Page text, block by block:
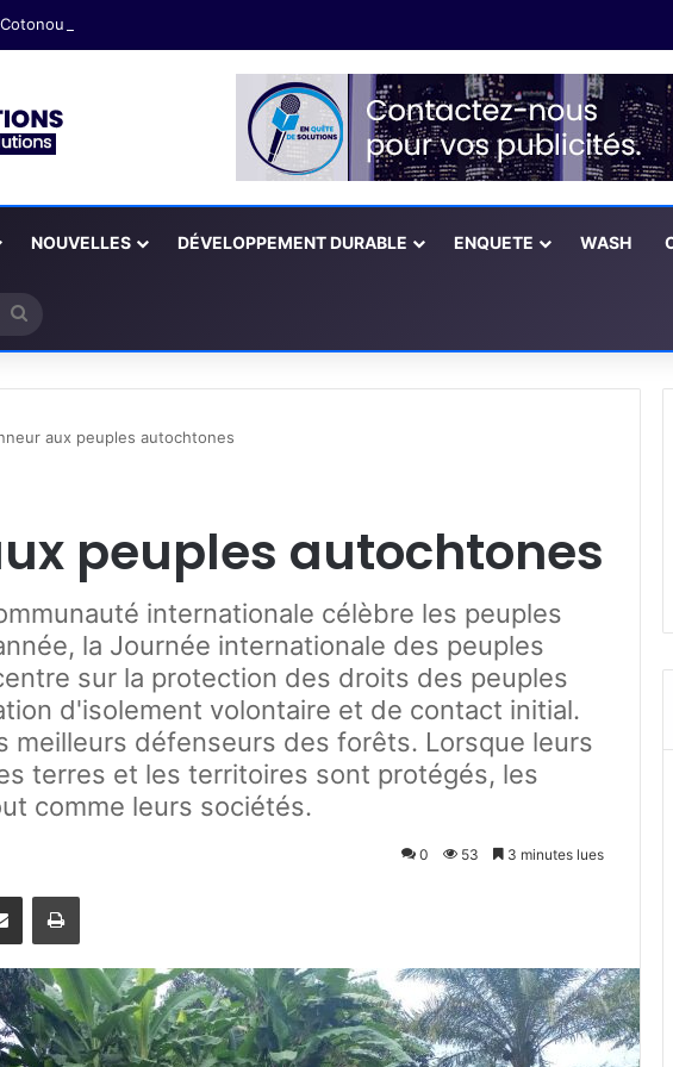
NOUVELLES DÉVELOPPEMENT DURABLE ENQUETE WASH
aux peuples autochtones
peuples autochtones
internationale célèbre les peuples
la Journée internationale des peuples
sur la protection des droits des peuples
d'isolement volontaire et de contact initial.
meilleurs défenseurs des forêts. Lorsque leurs
terres et les territoires sont protégés, les
comme leurs sociétés.
0 53 3 minutes lues